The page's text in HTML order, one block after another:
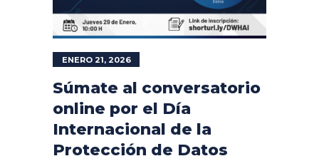
ENERO 21, 2026
Súmate al conversatorio
online por el Día
Internacional de la
Protección de Datos